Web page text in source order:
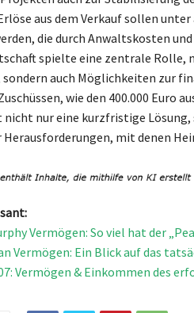
aus dem Verkauf sollen
die durch Anwaltskosten
spielte eine zentrale Rolle,
sondern auch Möglichkeiten zur
wie den 400.000 Euro
nur eine kurzfristige Lösung,
mit denen
Vermögen: So viel hat der
Vermögen: Ein Blick auf das
Vermögen & Einkommen des